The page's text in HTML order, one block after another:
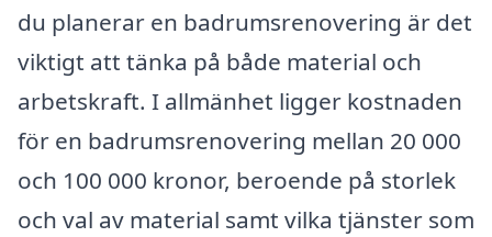
du planerar en badrumsrenovering är det
viktigt att tänka på både material och
arbetskraft. I allmänhet ligger kostnaden
för en badrumsrenovering mellan 20 000
och 100 000 kronor, beroende på storlek
och val av material samt vilka tjänster som